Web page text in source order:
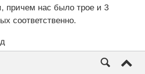
причем нас было трое и 3
соответственно.